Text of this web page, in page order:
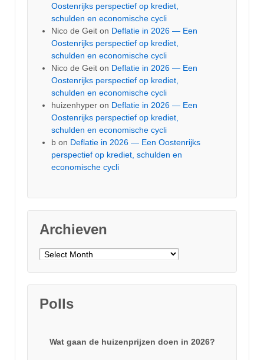
Oostenrijks perspectief op krediet,
schulden en economische cycli
Nico de Geit on Deflatie in 2026 — Een
Oostenrijks perspectief op krediet,
schulden en economische cycli
Nico de Geit on Deflatie in 2026 — Een
Oostenrijks perspectief op krediet,
schulden en economische cycli
huizenhyper on Deflatie in 2026 — Een
Oostenrijks perspectief op krediet,
schulden en economische cycli
b on Deflatie in 2026 — Een Oostenrijks
perspectief op krediet, schulden en
economische cycli
Archieven
Archieven
Polls
Wat gaan de huizenprijzen doen in 2026?